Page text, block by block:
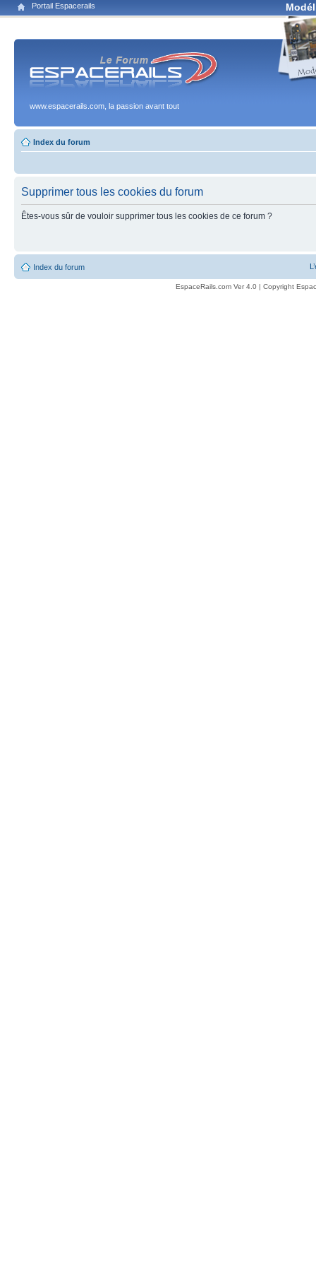
Portail Espacerails
www.espacerails.com, la passion avant tout
Index du forum
Supprimer tous les cookies du forum
Êtes-vous sûr de vouloir supprimer tous les cookies de ce forum ?
Index du forum
EspaceRails.com Ver 4.0 | Copyright